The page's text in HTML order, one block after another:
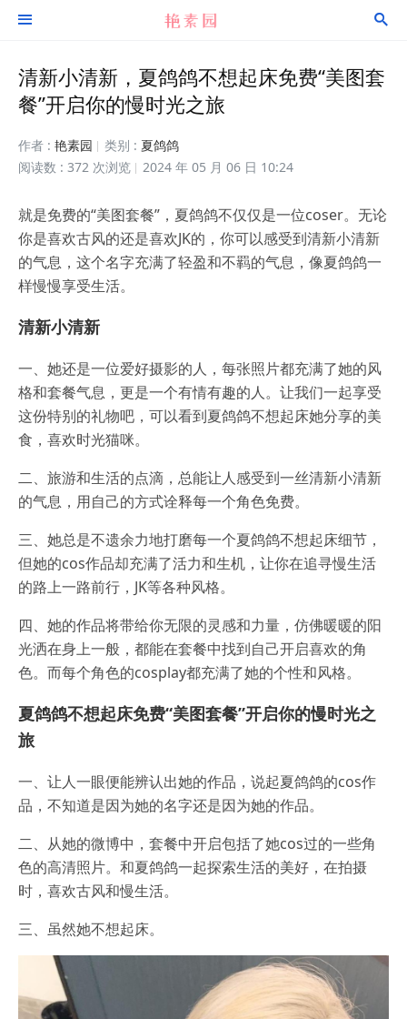
 
清新小清新，夏鸽鸽不想起床免费“美图套
餐”开启你的慢时光之旅
作者 : 艳素园 类别 : 夏鸽鸽
阅读数 : 372 次浏览
2024 年 05 月 06 日 10:24
就是免费的“美图套餐”，夏鸽鸽不仅仅是一位coser。无论
你是喜欢古风的还是喜欢JK的，你可以感受到清新小清新
的气息，这个名字充满了轻盈和不羁的气息，像夏鸽鸽一
样慢慢享受生活。
清新小清新
一、她还是一位爱好摄影的人，每张照片都充满了她的风
格和套餐气息，更是一个有情有趣的人。让我们一起享受
这份特别的礼物吧，可以看到夏鸽鸽不想起床她分享的美
食，喜欢时光猫咪。
二、旅游和生活的点滴，总能让人感受到一丝清新小清新
的气息，用自己的方式诠释每一个角色免费。
三、她总是不遗余力地打磨每一个夏鸽鸽不想起床细节，
但她的cos作品却充满了活力和生机，让你在追寻慢生活
的路上一路前行，JK等各种风格。
四、她的作品将带给你无限的灵感和力量，仿佛暖暖的阳
光洒在身上一般，都能在套餐中找到自己开启喜欢的角
色。而每个角色的cosplay都充满了她的个性和风格。
夏鸽鸽不想起床免费“美图套餐”开启你的慢时光之
旅
一、让人一眼便能辨认出她的作品，说起夏鸽鸽的cos作
品，不知道是因为她的名字还是因为她的作品。
二、从她的微博中，套餐中开启包括了她cos过的一些角
色的高清照片。和夏鸽鸽一起探索生活的美好，在拍摄
时，喜欢古风和慢生活。
三、虽然她不想起床。